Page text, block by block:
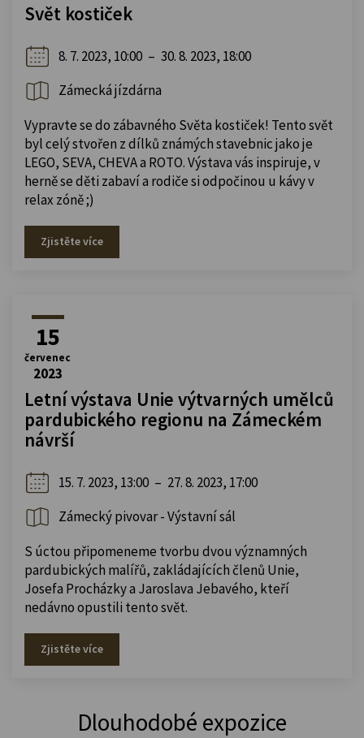
Svět kostiček
8. 7. 2023, 10:00 – 30. 8. 2023, 18:00
Zámecká jízdárna
Vypravte se do zábavného Světa kostiček! Tento svět
byl celý stvořen z dílků známých stavebnic jako je
LEGO, SEVA, CHEVA a ROTO. Výstava vás inspiruje, v
herně se děti zabaví a rodiče si odpočinou u kávy v
relax zóně ;)
Zjistěte více
15
červenec
2023
Letní výstava Unie výtvarných umělců
pardubického regionu na Zámeckém
návrší
15. 7. 2023, 13:00 – 27. 8. 2023, 17:00
Zámecký pivovar - Výstavní sál
S úctou připomeneme tvorbu dvou významných
pardubických malířů, zakládajících členů Unie,
Josefa Procházky a Jaroslava Jebavého, kteří
nedávno opustili tento svět.
Zjistěte více
Dlouhodobé expozice